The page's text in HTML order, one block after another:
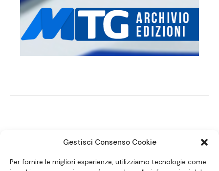
Gestisci Consenso Cookie
Per fornire le migliori esperienze, utilizziamo tecnologie come
SEGUICI SUI SOCIAL